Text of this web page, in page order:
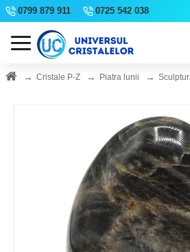
0799 879 911 0725 542 038
Cristale P-Z Piatra lunii